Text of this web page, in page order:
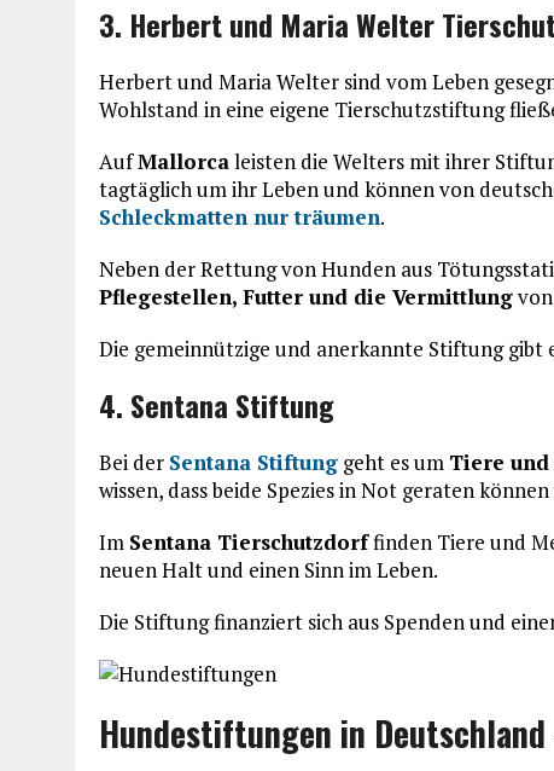
3. Herbert und Maria Welter
Herbert und Maria Welter sind vom Leben
Wohlstand in eine eigene Tierschutzstiftung
AufMallorcaleisten die Welters mit ihrer
tagtäglich um ihr Leben und können von
Schleckmatten nur träumen.
Neben der Rettung von Hunden aus
Pflegestellen, Futter und die Vermittlung
Die gemeinnützige und anerkannte Stiftung gibt
4. Sentana Stiftung
Bei der Sentana Stiftung geht es um Tiere
wissen, dass beide Spezies in Not geraten
Im Sentana Tierschutzdorffinden Tiere und
neuen Halt und einen Sinn im Leben.
Die Stiftung finanziert sich aus Spenden und
Hundestiftungen in Deutschland